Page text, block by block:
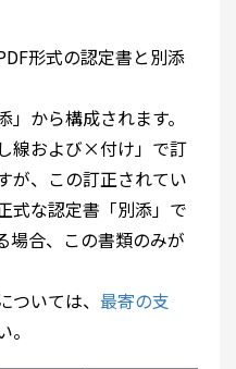
形式の認定書と別添
から構成されます。
線および×付け」で訂
が、この訂正されてい
式な認定書「別添」で
場合、この書類のみが
いては、 最寄の支